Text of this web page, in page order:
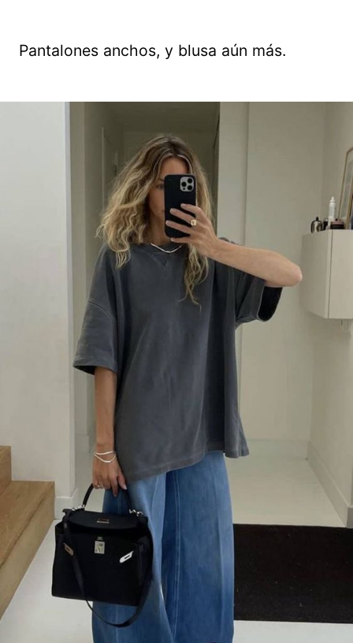
Pantalones anchos, y blusa aún más.